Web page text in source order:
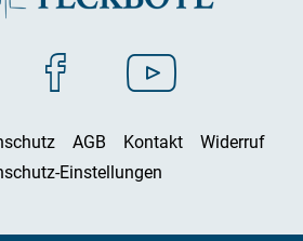
AGB Kontakt
Widerruf
Einstellungen